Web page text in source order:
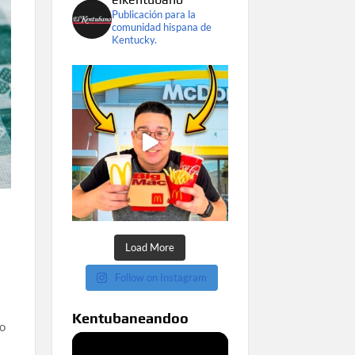
Publicación para la
comunidad hispana de
Kentucky.
Load More
Follow on Instagram
Kentubaneandoo